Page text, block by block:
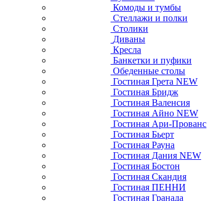
Комоды и тумбы
Стеллажи и полки
Столики
Диваны
Кресла
Банкетки и пуфики
Обеденные столы
Гостиная Грета NEW
Гостиная Бридж
Гостиная Валенсия
Гостиная Айно NEW
Гостиная Ари-Прованс
Гостиная Бьерт
Гостиная Рауна
Гостиная Дания NEW
Гостиная Бостон
Гостиная Скандия
Гостиная ПЕННИ
Гостиная Гранада